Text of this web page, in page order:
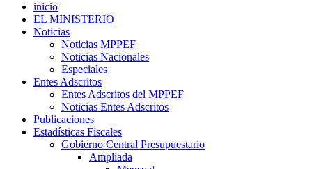
inicio
EL MINISTERIO
Noticias
Noticias MPPEF
Noticias Nacionales
Especiales
Entes Adscritos
Entes Adscritos del MPPEF
Noticias Entes Adscritos
Publicaciones
Estadísticas Fiscales
Gobierno Central Presupuestario
Ampliada